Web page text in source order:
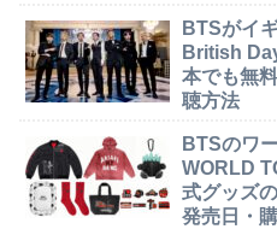
BTSがイ
British
本でも無
聴方法
BTSのワ
WORLD
式グッズ
発売日・